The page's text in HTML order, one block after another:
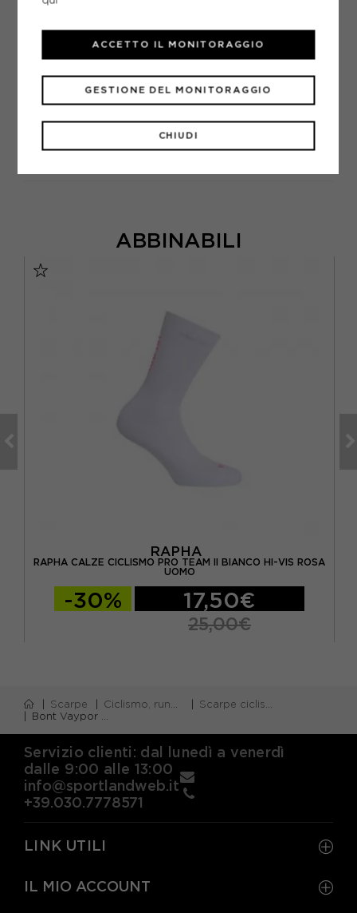
SCHEDA TECNICA
GUIDA ALLE TAGLIE
DOMANDE FREQUENTI
Come ordinare la taglia giusta?
ABBINABILI
RAPHA
RAPHA CALZE CICLISMO PRO TEAM II BIANCO HI-VIS ROSA
UOMO
-30% 17,50€
25,00€
Scarpe Ciclismo, running e piscina
Scarpe ciclismo
Bont Vaypor SL Bianco - Scarpe Ciclismo Uomo
Servizio clienti: dal lunedì a venerdì
dalle 9:00 alle 13:00
info@sportlandweb.it
+39.030.7778571
LINK UTILI
IL MIO ACCOUNT
CHIUDI
GESTIONE DEL MONITORAGGIO
ACCETTO IL MONITORAGGIO